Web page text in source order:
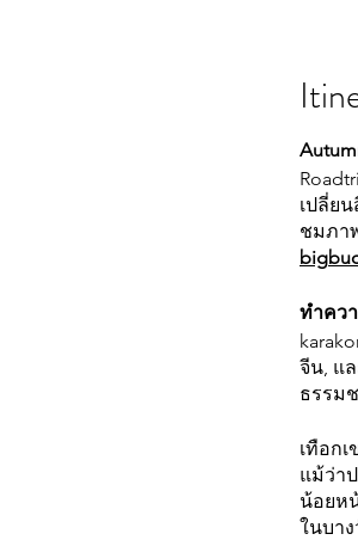
เปลี่ยน
ชมภา
ทำคว
จีน, แ
ธรรม
เทือก
แม้ว่า
น้อยห
ในบา